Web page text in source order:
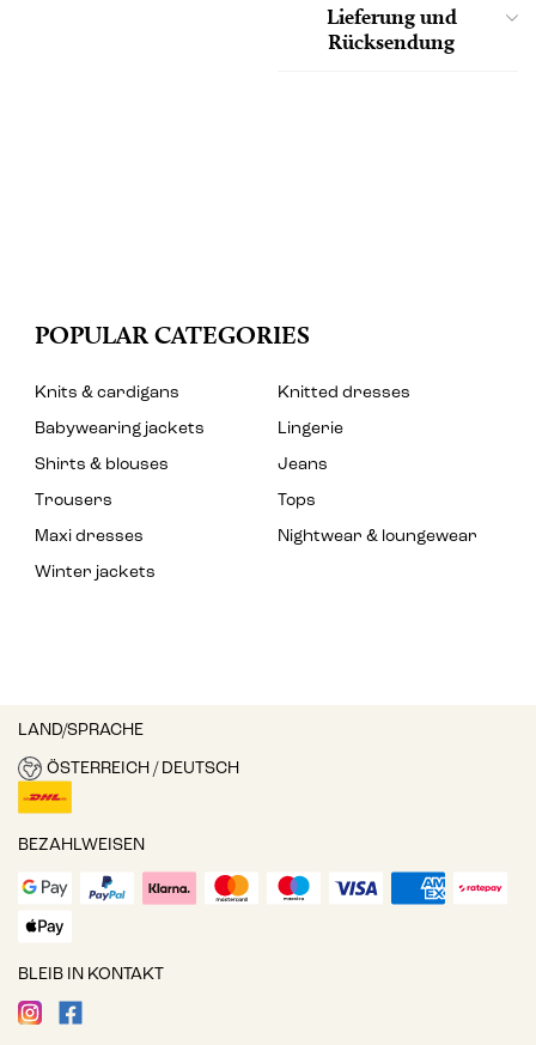
Lieferung und
Rücksendung
POPULAR CATEGORIES
Knits & cardigans
Knitted dresses
Babywearing jackets
Lingerie
Shirts & blouses
Jeans
Trousers
Tops
Maxi dresses
Nightwear & loungewear
Winter jackets
LAND/SPRACHE
ÖSTERREICH / DEUTSCH
BEZAHLWEISEN
BLEIB IN KONTAKT